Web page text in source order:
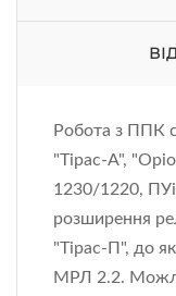
Робота з ППК
"Тірас-А",
1230/1220,
розширення
"Тірас-П", до
МРЛ 2.2.